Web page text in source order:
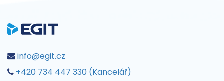
info@egit.cz
+420 734 447 330 (Kancelář)